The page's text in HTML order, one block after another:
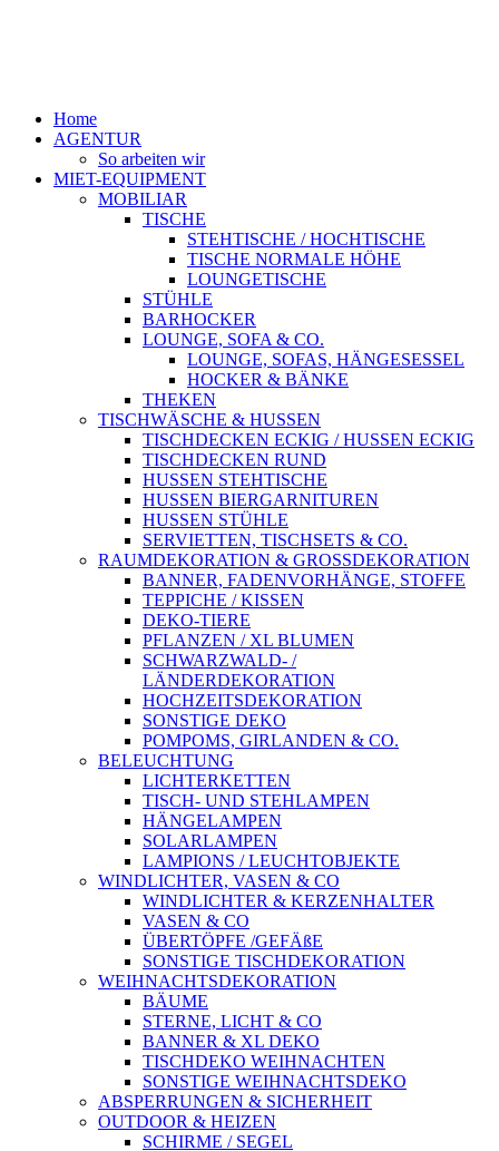
Home
AGENTUR
So arbeiten wir
MIET-EQUIPMENT
MOBILIAR
TISCHE
STEHTISCHE / HOCHTISCHE
TISCHE NORMALE HÖHE
LOUNGETISCHE
STÜHLE
BARHOCKER
LOUNGE, SOFA & CO.
LOUNGE, SOFAS, HÄNGESESSEL
HOCKER & BÄNKE
THEKEN
TISCHWÄSCHE & HUSSEN
TISCHDECKEN ECKIG / HUSSEN ECKIG
TISCHDECKEN RUND
HUSSEN STEHTISCHE
HUSSEN BIERGARNITUREN
HUSSEN STÜHLE
SERVIETTEN, TISCHSETS & CO.
RAUMDEKORATION & GROSSDEKORATION
BANNER, FADENVORHÄNGE, STOFFE
TEPPICHE / KISSEN
DEKO-TIERE
PFLANZEN / XL BLUMEN
SCHWARZWALD- /
LÄNDERDEKORATION
HOCHZEITSDEKORATION
SONSTIGE DEKO
POMPOMS, GIRLANDEN & CO.
BELEUCHTUNG
LICHTERKETTEN
TISCH- UND STEHLAMPEN
HÄNGELAMPEN
SOLARLAMPEN
LAMPIONS / LEUCHTOBJEKTE
WINDLICHTER, VASEN & CO
WINDLICHTER & KERZENHALTER
VASEN & CO
ÜBERTÖPFE /GEFÄßE
SONSTIGE TISCHDEKORATION
WEIHNACHTSDEKORATION
BÄUME
STERNE, LICHT & CO
BANNER & XL DEKO
TISCHDEKO WEIHNACHTEN
SONSTIGE WEIHNACHTSDEKO
ABSPERRUNGEN & SICHERHEIT
OUTDOOR & HEIZEN
SCHIRME / SEGEL